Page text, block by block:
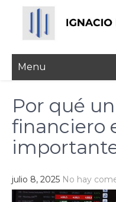
content
Menu
Por qué
financiero
julio 8, 2025 No hay